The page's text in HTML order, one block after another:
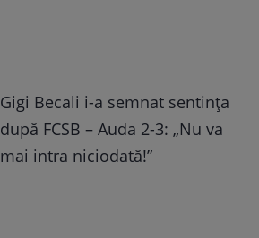
Gigi Becali i-a semnat sentința
după FCSB – Auda 2-3: „Nu va
mai intra niciodată!”